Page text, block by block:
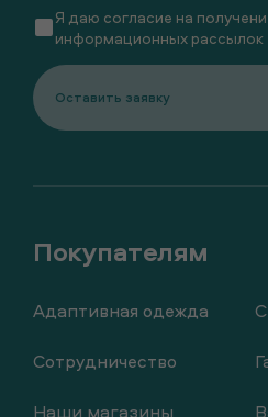
Адаптивная одежда
Сотрудничество
Наши магазины
Я даю согласие на
информационных рассылок
Оставить заявку